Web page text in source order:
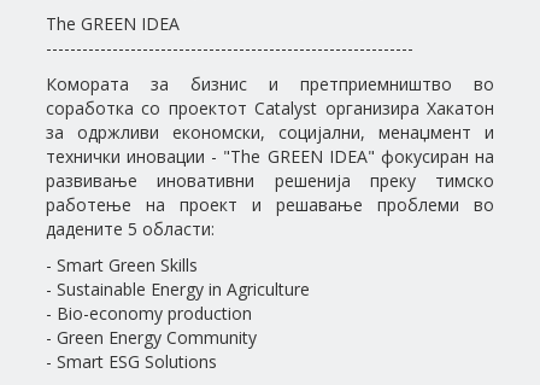
The GREEN IDEA
-------------------------------------------------------------
Комората за бизнис и претприемништво во
соработка со проектот Catalyst oрганизира Хакатон
за одржливи економски, социјални, менаџмент и
технички иновации - "The GREEN IDEA" фокусиран на
развивање иновативни решенија преку тимско
работење на проект и решавање проблеми во
дадените 5 области:
- Smart Green Skills
- Sustainable Energy in Agriculture
- Bio-economy production
- Green Energy Community
- Smart ESG Solutions